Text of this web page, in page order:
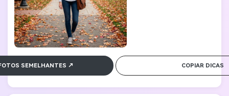
SEMELHANTES ↗ COPIAR DICAS